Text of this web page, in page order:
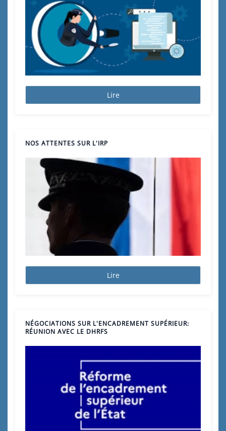
Lire
NOS ATTENTES SUR L'IRP
Lire
NÉGOCIATIONS SUR L'ENCADREMENT SUPÉRIEUR:
RÉUNION AVEC LE DHRFS